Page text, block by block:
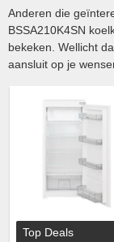
Anderen die
BSSA210K4SN
bekeken. Wellicht
aansluit op je
Top Deals